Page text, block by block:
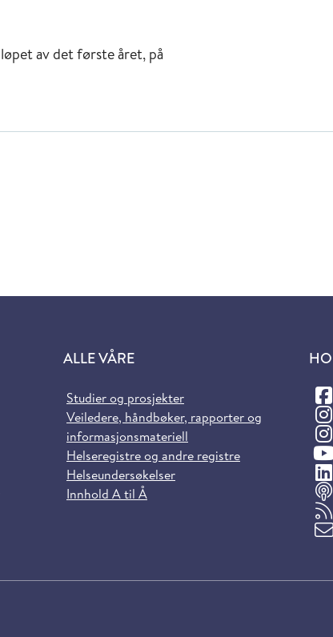
av det første året, på
ALLE VÅRE
Studier og prosjekter
Veiledere, håndbøker, rapporter og
informasjonsmateriell
Helseregistre og andre registre
Helseundersøkelser
Innhold A til Å